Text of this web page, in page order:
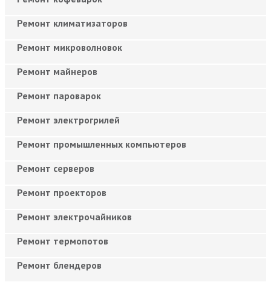
Ремонт климатизаторов
Ремонт микроволновок
Ремонт майнеров
Ремонт пароварок
Ремонт электрогрилей
Ремонт промышленных компьютеров
Ремонт серверов
Ремонт проекторов
Ремонт электрочайников
Ремонт термопотов
Ремонт блендеров